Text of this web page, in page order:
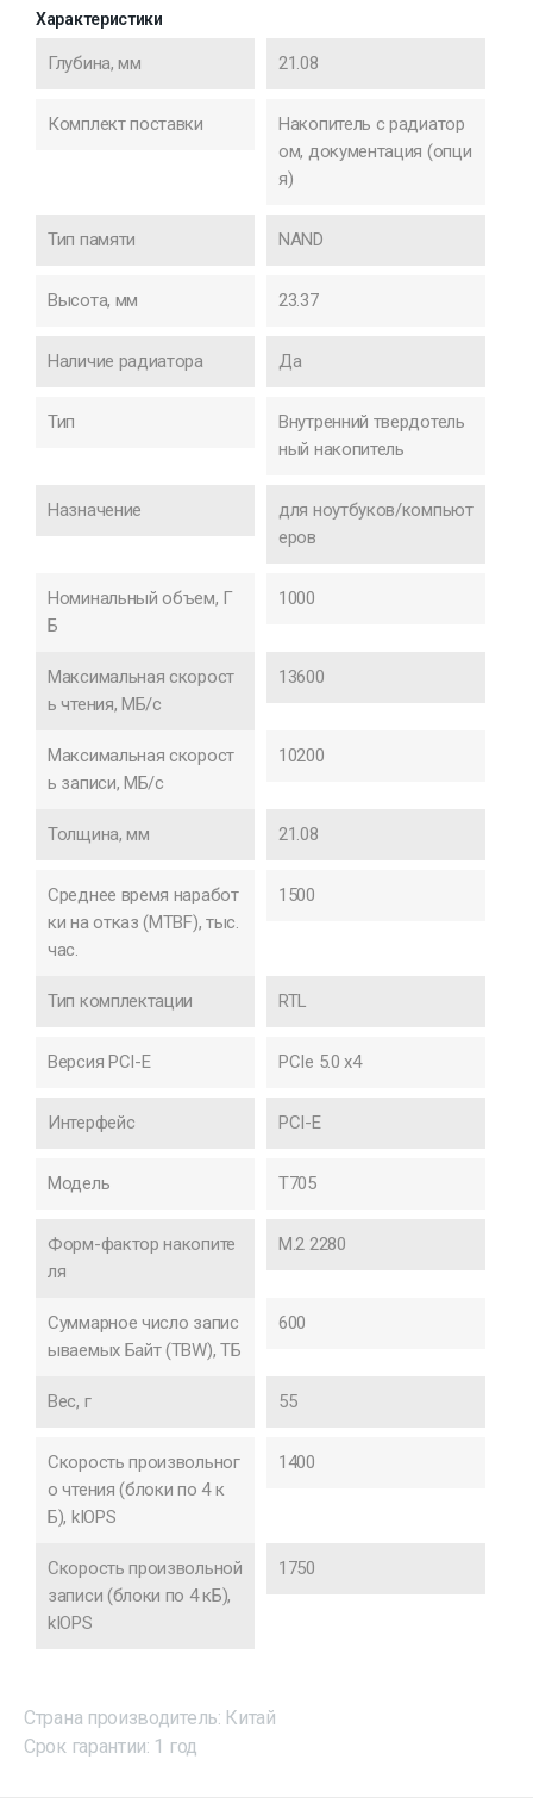
Характеристики
Глубина, мм 21.08
Комплект поставки
Накопитель с радиатор
ом, документация (опци
я)
Тип памяти NAND
Высота, мм 23.37
Наличие радиатора Да
Тип
Внутренний твердотель
ный накопитель
Назначение
для ноутбуков/компьют
еров
Номинальный объем, Г
Б
1000
Максимальная скорост
ь чтения, МБ/с
13600
Максимальная скорост
ь записи, МБ/с
10200
Толщина, мм 21.08
Среднее время наработ
ки на отказ (MTBF), тыс.
час.
1500
Тип комплектации RTL
Версия PCI-E PCIe 5.0 x4
Интерфейс PCI-E
Модель T705
Форм-фактор накопите
ля
M.2 2280
Суммарное число запис
ываемых Байт (TBW), ТБ
600
Вес, г 55
Скорость произвольног
о чтения (блоки по 4 к
Б), kIOPS
1400
Скорость произвольной
записи (блоки по 4 кБ),
kIOPS
1750
Страна производитель: Китай
Срок гарантии: 1 год